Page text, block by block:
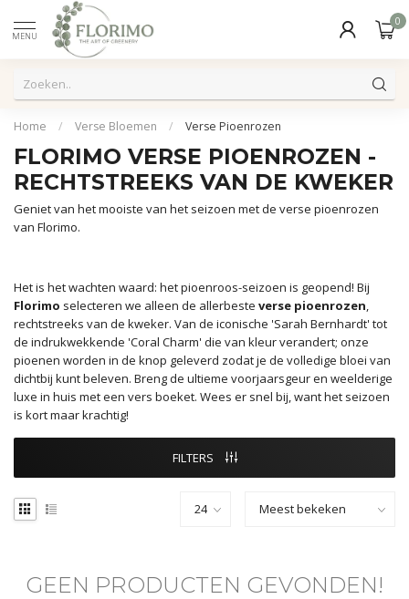
MENU
0
Home / Verse Bloemen / Verse Pioenrozen
FLORIMO VERSE PIOENROZEN -
RECHTSTREEKS VAN DE KWEKER
Geniet van het mooiste van het seizoen met de verse pioenrozen
van Florimo.
Het is het wachten waard: het pioenroos-seizoen is geopend! Bij
Florimo selecteren we alleen de allerbeste verse pioenrozen
rechtstreeks van de kweker. Van de iconische 'Sarah Bernhardt' tot
de indrukwekkende 'Coral Charm' die van kleur verandert; onze
pioenen worden in de knop geleverd zodat je de volledige bloei van
dichtbij kunt beleven. Breng de ultieme voorjaarsgeur en weelderige
luxe in huis met een vers boeket. Wees er snel bij, want het seizoen
is kort maar krachtig!
FILTERS
GEEN PRODUCTEN GEVONDEN!